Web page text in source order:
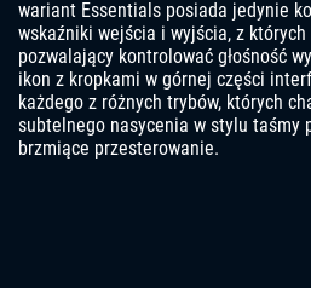
wariant Essentials posiada jedynie
wskaźniki wejścia i wyjścia, z
pozwalający kontrolować głośność
ikon z kropkami w górnej części
każdego z różnych trybów, których
subtelnego nasycenia w stylu taśmy
brzmiące przesterowanie.